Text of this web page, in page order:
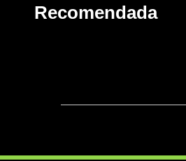
Recomendada